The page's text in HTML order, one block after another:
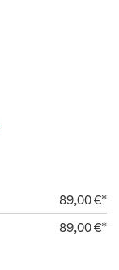
89,00 €*
89,00 €*